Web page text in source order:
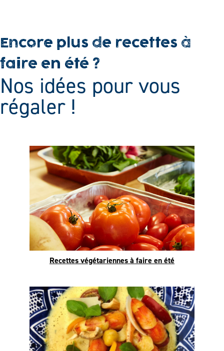
Encore plus de recettes à
faire en été ?
Nos idées pour vous
régaler !
Recettes végétariennes à faire en été